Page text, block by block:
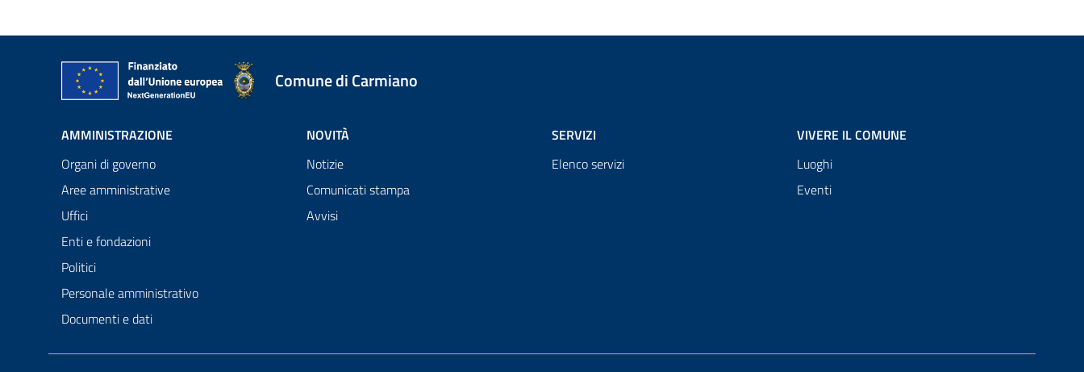
Comune di Carmiano
AMMINISTRAZIONE
Organi di governo
Aree amministrative
Uffici
Enti e fondazioni
Politici
Personale amministrativo
Documenti e dati
NOVITÀ
Notizie
Comunicati stampa
Avvisi
SERVIZI
Elenco servizi
VIVERE IL COMUNE
Luoghi
Eventi